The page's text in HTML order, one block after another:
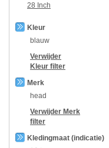
28 Inch
Kleur
blauw
Verwijder
Kleur filter
Merk
head
Verwijder Merk
filter
Kledingmaat (indicatie)